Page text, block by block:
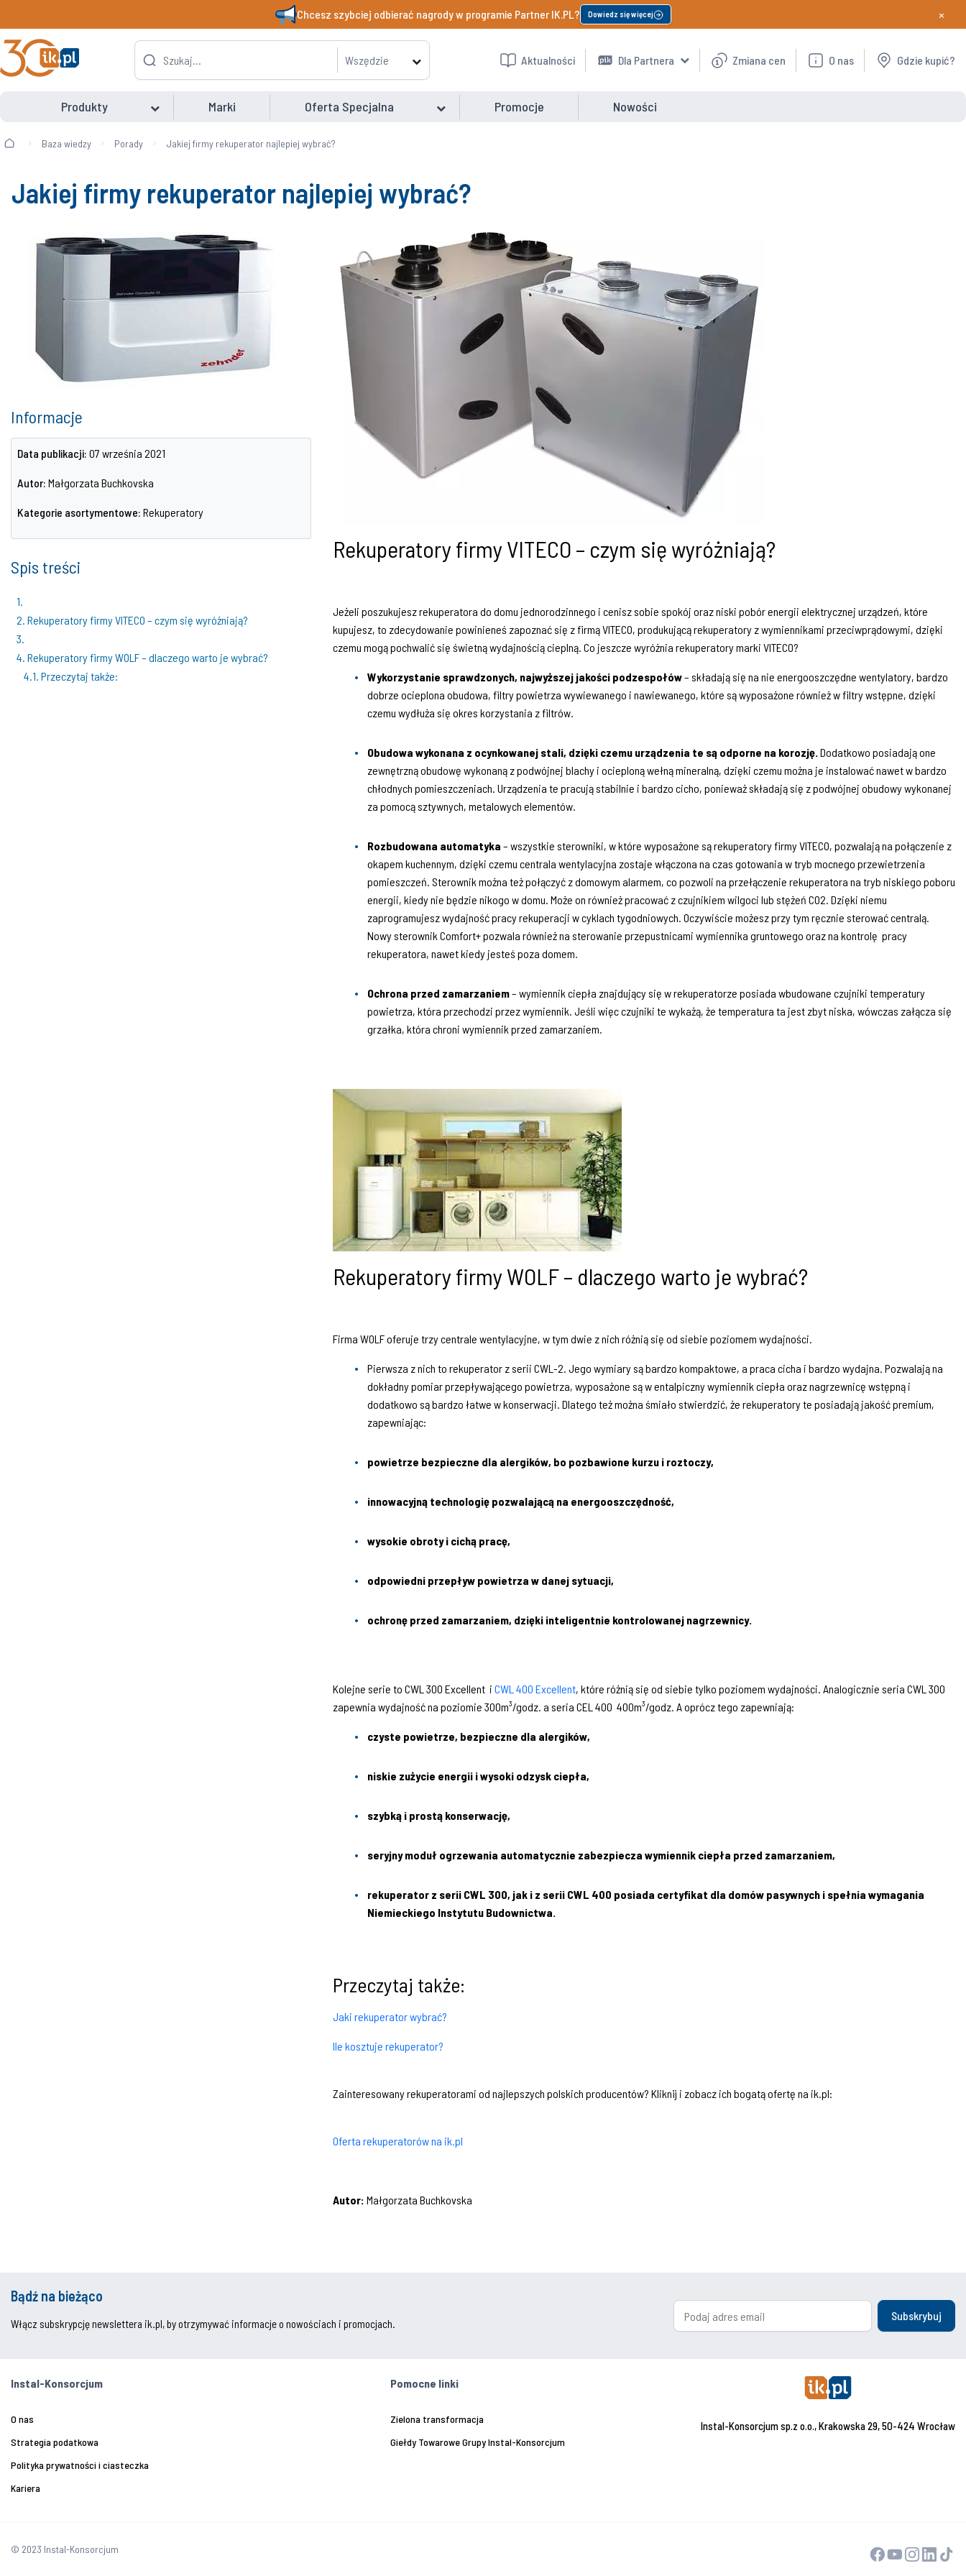
Chcesz szybciej odbierać nagrody w programie Partner IK.PL? Dowiedz się więcej ×
Wszędzie Aktualności Dla Partnera Zmiana cen O nas Gdzie kupić?
Produkty Marki Oferta Specjalna Promocje Nowości
Baza wiedzy Porady Jakiej firmy rekuperator najlepiej wybrać?
Jakiej firmy rekuperator najlepiej wybrać?
Informacje
Data publikacji: 07 września 2021
Autor: Małgorzata Buchkovska
Kategorie asortymentowe: Rekuperatory
Spis treści
1.
2. Rekuperatory firmy VITECO – czym się wyróżniają?
3.
4. Rekuperatory firmy WOLF – dlaczego warto je wybrać?
4.1. Przeczytaj także:
Rekuperatory firmy VITECO – czym się wyróżniają?
Jeżeli poszukujesz rekuperatora do domu jednorodzinnego i cenisz sobie spokój oraz niski pobór energii elektrycznej urządzeń, które
kupujesz, to zdecydowanie powinieneś zapoznać się z firmą VITECO, produkującą rekuperatory z wymiennikami przeciwprądowymi, dzięki
czemu mogą pochwalić się świetną wydajnością cieplną. Co jeszcze wyróżnia rekuperatory marki VITECO?
Wykorzystanie sprawdzonych, najwyższej jakości podzespołów– składają się na nie energooszczędne wentylatory, bardzo
dobrze ocieplona obudowa, filtry powietrza wywiewanego i nawiewanego, które są wyposażone również w filtry wstępne, dzięki
czemu wydłuża się okres korzystania z filtrów.
Obudowa wykonana z ocynkowanej stali, dzięki czemu urządzenia te są odporne na korozję. Dodatkowo posiadają one
zewnętrzną obudowę wykonaną z podwójnej blachy i ocieploną wełną mineralną, dzięki czemu można je instalować nawet w bardzo
chłodnych pomieszczeniach. Urządzenia te pracują stabilnie i bardzo cicho, ponieważ składają się z podwójnej obudowy wykonanej
za pomocą sztywnych, metalowych elementów.
Rozbudowana automatyka – wszystkie sterowniki, w które wyposażone są rekuperatory firmy VITECO, pozwalają na połączenie z
okapem kuchennym, dzięki czemu centrala wentylacyjna zostaje włączona na czas gotowania w tryb mocnego przewietrzenia
pomieszczeń. Sterownik można też połączyć z domowym alarmem, co pozwoli na przełączenie rekuperatora na tryb niskiego poboru
energii, kiedy nie będzie nikogo w domu. Może on również pracować z czujnikiem wilgoci lub stężeń CO2. Dzięki niemu
zaprogramujesz wydajność pracy rekuperacji w cyklach tygodniowych. Oczywiście możesz przy tym ręcznie sterować centralą.
Nowy sterownik Comfort+ pozwala również na sterowanie przepustnicami wymiennika gruntowego oraz na kontrolę pracy
rekuperatora, nawet kiedy jesteś poza domem.
Ochrona przed zamarzaniem– wymiennik ciepła znajdujący się w rekuperatorze posiada wbudowane czujniki temperatury
powietrza, która przechodzi przez wymiennik. Jeśli więc czujniki te wykażą, że temperatura ta jest zbyt niska, wówczas załącza się
grzałka, która chroni wymiennik przed zamarzaniem.
Rekuperatory firmy WOLF – dlaczego warto je wybrać?
Firma WOLF oferuje trzy centrale wentylacyjne, w tym dwie z nich różnią się od siebie poziomem wydajności.
Pierwsza z nich to rekuperator z serii CWL-2. Jego wymiary są bardzo kompaktowe, a praca cicha i bardzo wydajna. Pozwalają na
dokładny pomiar przepływającego powietrza, wyposażone są w entalpiczny wymiennik ciepła oraz nagrzewnicę wstępną i
dodatkowo są bardzo łatwe w konserwacji. Dlatego też można śmiało stwierdzić, że rekuperatory te posiadają jakość premium,
zapewniając:
powietrze bezpieczne dla alergików, bo pozbawione kurzu i roztoczy,
innowacyjną technologię pozwalającą na energooszczędność,
wysokie obroty i cichą pracę,
odpowiedni przepływ powietrza w danej sytuacji,
ochronę przed zamarzaniem, dzięki inteligentnie kontrolowanej nagrzewnicy.
Kolejne serie to CWL 300 Excellent i CWL 400 Excellent, które różnią się od siebie tylko poziomem wydajności. Analogicznie seria CWL 300
zapewnia wydajność na poziomie 300m³/godz. a seria CEL 400 400m³/godz. A oprócz tego zapewniają:
czyste powietrze, bezpieczne dla alergików,
niskie zużycie energii i wysoki odzysk ciepła,
szybką i prostą konserwację,
seryjny moduł ogrzewania automatycznie zabezpiecza wymiennik ciepła przed zamarzaniem,
rekuperator z serii CWL 300, jak i z serii CWL 400 posiada certyfikat dla domów pasywnych i spełnia wymagania
Niemieckiego Instytutu Budownictwa.
Przeczytaj także:
Jaki rekuperator wybrać?
Ile kosztuje rekuperator?
Zainteresowany rekuperatorami od najlepszych polskich producentów? Kliknij i zobacz ich bogatą ofertę na ik.pl:
Oferta rekuperatorów na ik.pl
Autor: Małgorzata Buchkovska
Bądź na bieżąco
Włącz subskrypcję newslettera ik.pl, by otrzymywać informacje o nowościach i promocjach.
Subskrybuj
Instal-Konsorcjum
O nas
Strategia podatkowa
Polityka prywatności i ciasteczka
Kariera
Pomocne linki
Zielona transformacja
Giełdy Towarowe Grupy Instal-Konsorcjum
Instal-Konsorcjum sp.z o.o., Krakowska 29, 50-424 Wrocław
© 2023 Instal-Konsorcjum